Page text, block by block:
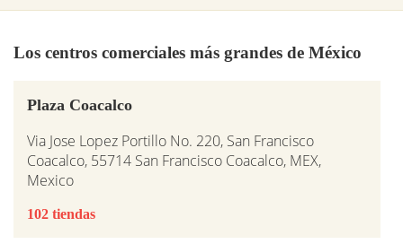
Los centros comerciales más grandes de México
Plaza Coacalco
Via Jose Lopez Portillo No. 220, San Francisco
Coacalco, 55714 San Francisco Coacalco, MEX,
Mexico
102 tiendas